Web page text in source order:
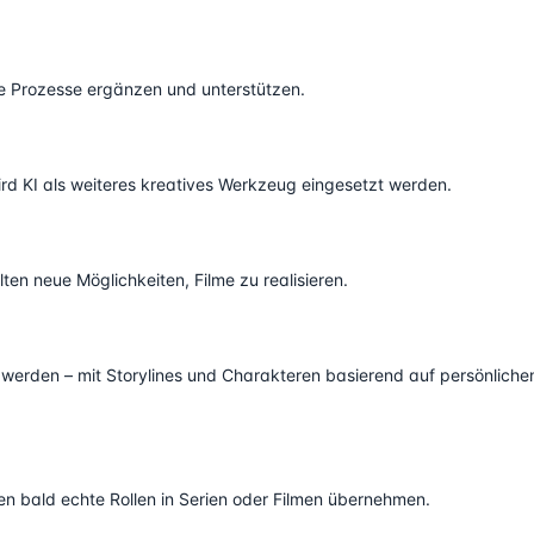
Prozesse ergänzen und unterstützen.
KI als weiteres kreatives Werkzeug eingesetzt werden.
neue Möglichkeiten, Filme zu realisieren.
– mit Storylines und Charakteren basierend auf
bald echte Rollen in Serien oder Filmen übernehmen.